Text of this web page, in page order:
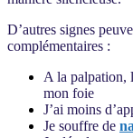
D’autres signes
complémentaires :
A la palpation,
mon foie
J’ai moins
Je souffre de